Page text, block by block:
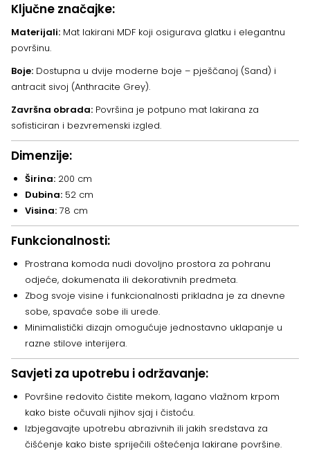
Ključne značajke:
Materijali: Mat lakirani MDF koji osigurava glatku i elegantnu
površinu.
Boje: Dostupna u dvije moderne boje – pješčanoj (Sand) i
antracit sivoj (Anthracite Grey).
Završna obrada: Površina je potpuno mat lakirana za
sofisticiran i bezvremenski izgled.
Dimenzije:
Širina: 200 cm
Dubina: 52 cm
Visina: 78 cm
Funkcionalnosti:
Prostrana komoda nudi dovoljno prostora za pohranu
odjeće, dokumenata ili dekorativnih predmeta.
Zbog svoje visine i funkcionalnosti prikladna je za dnevne
sobe, spavaće sobe ili urede.
Minimalistički dizajn omogućuje jednostavno uklapanje u
razne stilove interijera.
Savjeti za upotrebu i održavanje:
Površine redovito čistite mekom, lagano vlažnom krpom
kako biste očuvali njihov sjaj i čistoću.
Izbjegavajte upotrebu abrazivnih ili jakih sredstava za
čišćenje kako biste spriječili oštećenja lakirane površine.